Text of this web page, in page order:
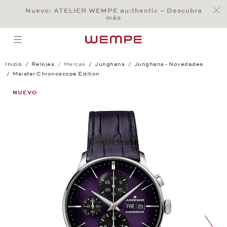
Main Content
Main Menu
Search
Footer
Nuevo: ATELIER WEMPE au:thentic – Descubra
más
open menu
Inicio Relojes Marcas Junghans
Junghans - Novedades
Meister Chronoscope Edition
Meister Chronoscope Edition
NUEVO